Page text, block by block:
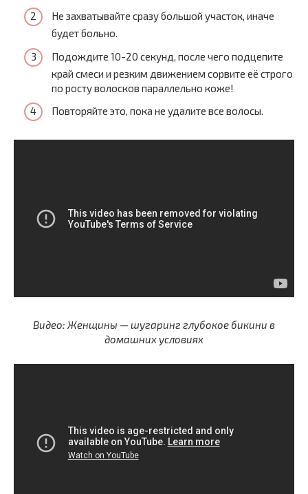
Не захватывайте сразу большой участок, иначе
будет больно.
Подождите 10-20 секунд, после чего подцепите
край смеси и резким движением сорвите её строго
по росту волосков параллельно коже!
Повторяйте это, пока не удалите все волосы.
Видео: Женщины — шугаринг глубокое бикини в
домашних условиях